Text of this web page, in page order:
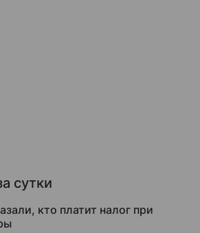
сутки
кто платит налог при